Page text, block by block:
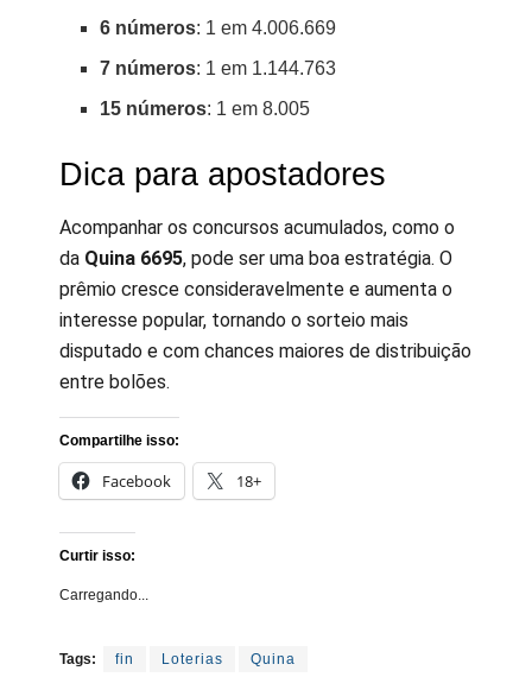
6 números: 1 em 4.006.669
7 números: 1 em 1.144.763
15 números: 1 em 8.005
Dica para apostadores
Acompanhar os concursos acumulados, como o
da Quina 6695, pode ser uma boa estratégia. O
prêmio cresce consideravelmente e aumenta o
interesse popular, tornando o sorteio mais
disputado e com chances maiores de distribuição
entre bolões.
Compartilhe isso:
Facebook 18+
Curtir isso:
Carregando...
Tags: fin Loterias Quina